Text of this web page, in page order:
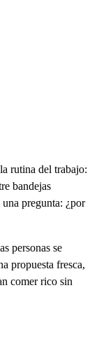
rutina del trabajo:
bandejas
pregunta: ¿por
personas se
propuesta fresca,
comer rico sin